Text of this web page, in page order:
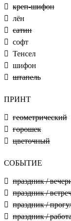
креп-шифон
лён
сатин
софт
Тенсел
шифон
штапель
ПРИНТ
геометрический
горошек
цветочный
СОБЫТИЕ
праздник /
праздник /
праздник /
праздник /